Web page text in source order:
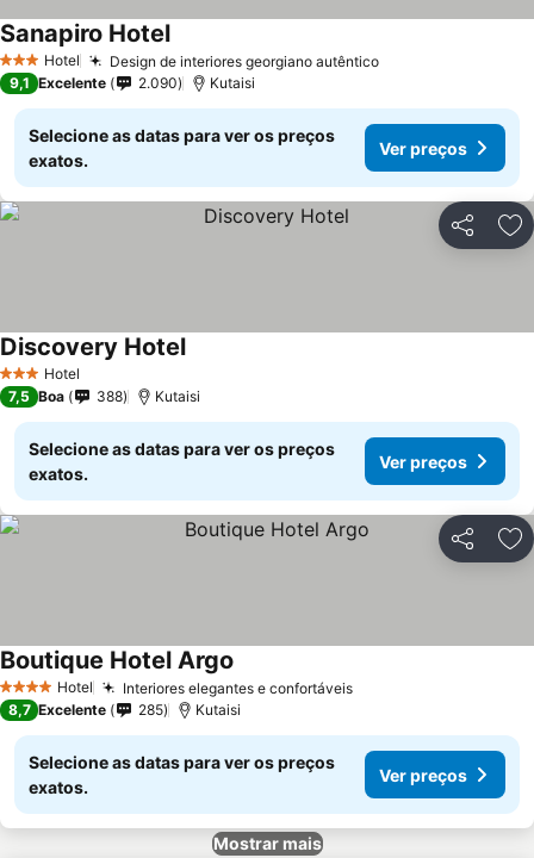
3 EstrelasHotel Design de interiores georgiano autêntico
Sanapiro Hotel
9,1 Excelente 2.090 Kutaisi
Selecione as datas para ver os preços
exatos.
Ver preços
Partilhar
3 EstrelasHotel
Discovery Hotel
7,5 Boa 388 Kutaisi
Selecione as datas para ver os preços
exatos.
Ver preços
Partilhar
4 EstrelasHotel Interiores elegantes e confortáveis
Boutique Hotel Argo
8,7 Excelente 285 Kutaisi
Selecione as datas para ver os preços
exatos.
Ver preços
Mostrar mais